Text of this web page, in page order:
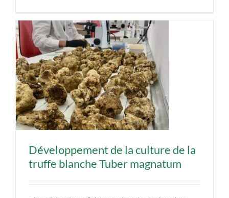
Développement de la culture de la
truffe blanche Tuber magnatum